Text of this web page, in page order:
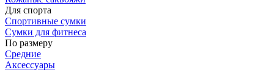
Для спорта
Спортивные сумки
Сумки для фитнеса
По размеру
Средние
Аксессуары